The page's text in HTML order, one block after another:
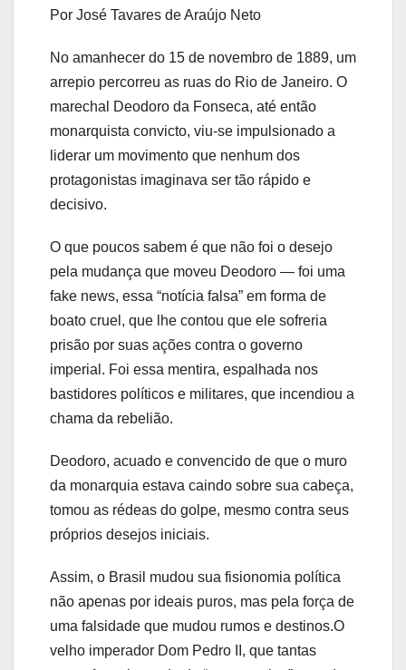
Por José Tavares de Araújo Neto
No amanhecer do 15 de novembro de 1889, um
arrepio percorreu as ruas do Rio de Janeiro. O
marechal Deodoro da Fonseca, até então
monarquista convicto, viu-se impulsionado a
liderar um movimento que nenhum dos
protagonistas imaginava ser tão rápido e
decisivo.
O que poucos sabem é que não foi o desejo
pela mudança que moveu Deodoro — foi uma
fake news, essa “notícia falsa” em forma de
boato cruel, que lhe contou que ele sofreria
prisão por suas ações contra o governo
imperial. Foi essa mentira, espalhada nos
bastidores políticos e militares, que incendiou a
chama da rebelião.
Deodoro, acuado e convencido de que o muro
da monarquia estava caindo sobre sua cabeça,
tomou as rédeas do golpe, mesmo contra seus
próprios desejos iniciais.
Assim, o Brasil mudou sua fisionomia política
não apenas por ideais puros, mas pela força de
uma falsidade que mudou rumos e destinos.O
velho imperador Dom Pedro II, que tantas